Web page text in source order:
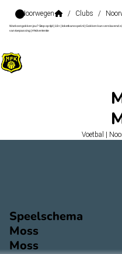
Noorwegen / Clubs /
Wat kost gokken jou? Stop op tijd | 18+ | loketkansspel.nl | Gokken kan verslavend
van toepassing | #Advertentie
Voetbal |
Speelschema
Moss
Moss